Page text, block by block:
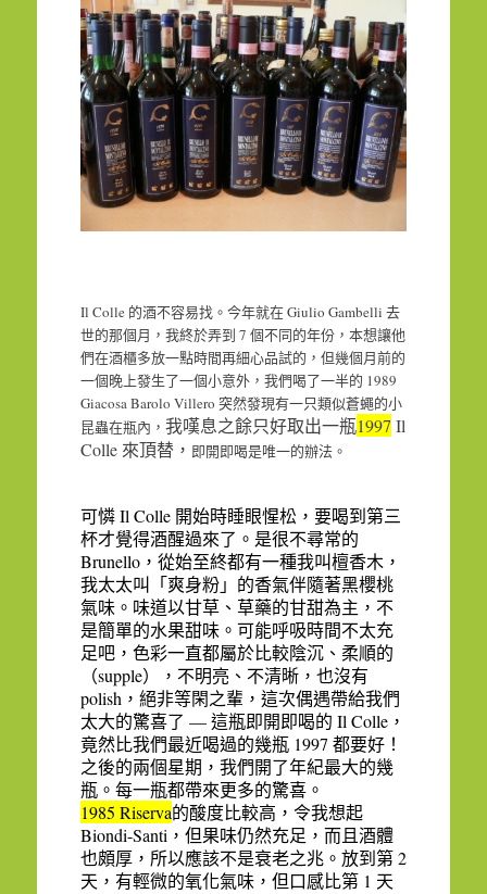
Il Colle 的酒不容易找。今年就在Giulio Gambelli 去
世的那個月，我終於弄到 7 個不同的年份，本想讓他
們在酒櫃多放一點時間再細心品試的，但幾個月前的
一個晚上發生了一個小意外，我們喝了一半的 1989
Giacosa Barolo Villero 突然發現有一只類似蒼蠅的小
昆蟲在瓶內， 我嘆息之餘只好取出一瓶1997 Il
Colle 來頂替， 即開即喝是唯一的辦法。
可憐Il Colle 開始時睡眼惺松，要喝到第三
杯才覺得酒醒過來了。是很不尋常的
Brunello，從始至終都有一種我叫檀香木，
我太太叫「爽身粉」的香氣伴隨著黑櫻桃
氣味。味道以甘草、草藥的甘甜為主，不
是簡單的水果甜味。可能呼吸時間不太充
足吧，色彩一直都屬於比較陰沉、柔順的
（supple），不明亮、不清晰，也沒有
polish ，絕非等閑之輩，這次偶遇帶給我們
太大的驚喜了 — 這瓶即開即喝的 Il Colle，
竟然比我們最近喝過的幾瓶1997 都要好！
之後的兩個星期，我們開了年紀最大的幾
瓶。每一瓶都帶來更多的驚喜。
1985 Riserva的酸度比較高， 令我想起
Biondi-Santi ，但果味仍然充足，而且酒體
也頗厚，所以應該不是衰老之兆。放到第2
天，有輕微的氧化氣味，但口感比第1 天